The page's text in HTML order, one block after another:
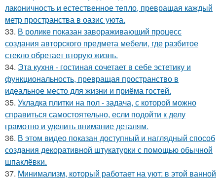
лаконичность и естественное тепло, превращая каждый
метр пространства в оазис уюта.
33. В ролике показан завораживающий процесс
создания авторского предмета мебели, где разбитое
стекло обретает вторую жизнь.
34. Эта кухня - гостиная сочетает в себе эстетику и
функциональность, превращая пространство в
идеальное место для жизни и приёма гостей.
35. Укладка плитки на пол - задача, с которой можно
справиться самостоятельно, если подойти к делу
грамотно и уделить внимание деталям.
36. В этом видео показан доступный и наглядный способ
создания декоративной штукатурки с помощью обычной
шпаклёвки.
37. Минимализм, который работает на уют: в этой ванной